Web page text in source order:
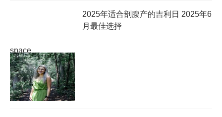
space
2025年适合剖腹产的吉利日 2025年6
月最佳选择